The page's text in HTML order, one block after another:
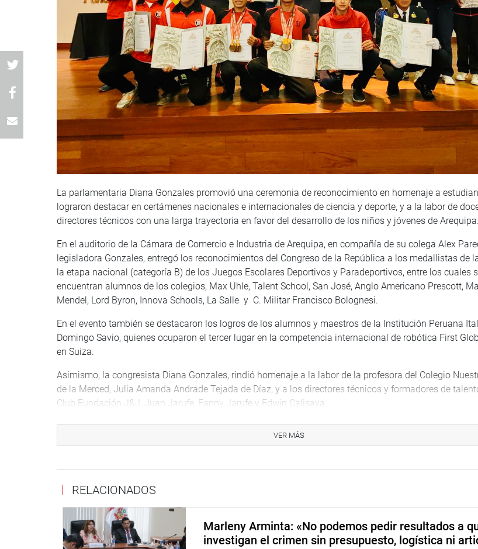
La parlamentaria Diana Gonzales promovió una ceremonia de reconocimiento en homenaje a
lograron destacar en certámenes nacionales e internacionales de ciencia y deporte, y a la labor de
directores técnicos con una larga trayectoria en favor del desarrollo de los niños y jóvenes de Arequipa.
En el auditorio de la Cámara de Comercio e Industria de Arequipa, en compañía de su colega Alex
legisladora Gonzales, entregó los reconocimientos del Congreso de la República a los medallistas de
la etapa nacional (categoría B) de los Juegos Escolares Deportivos y Paradeportivos, entre los cuales
encuentran alumnos de los colegios, Max Uhle, Talent School, San José, Anglo Americano Prescott,
Mendel, Lord Byron, Innova Schools, La Salle y C. Militar Francisco Bolognesi.
En el evento también se destacaron los logros de los alumnos y maestros de la Institución Peruana
Domingo Savio, quienes ocuparon el tercer lugar en la competencia internacional de robótica First
en Suiza.
Asimismo, la congresista Diana Gonzales, rindió homenaje a la labor de la profesora del Colegio
de la Merced, Julia Amanda Andrade Tejada de Díaz, y a los directores técnicos y formadores de
Club Fundación J&J, Juan Jarufe, Fanny Jarufe y Edwin Calisaya.
Con referencia a los estudiantes arequipeños la congresista Gonzales sostuvo:“Este reconocimiento
merecido homenaje que los debe impulsar a seguir sumando esfuerzos para representar a nuestra
dedicación a la enseñanza y por ser formadora de destacadas alumnas del colegio mercedario, y a los
técnicos del Club J&J por su labor en la formación de talentos deportivos.
VER MÁS
RELACIONADOS
Marleny Arminta: «No podemos pedir resultados a
investigan el crimen sin presupuesto, logística ni